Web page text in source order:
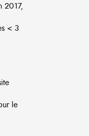
2017,
< 3
le